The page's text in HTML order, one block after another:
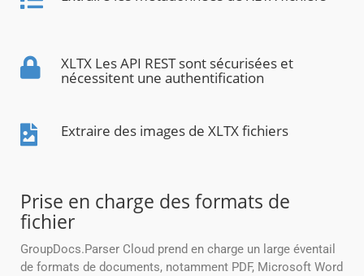
XLTX Les API REST sont sécurisées et
nécessitent une authentification
Extraire des images de XLTX fichiers
Prise en charge des formats de
fichier
GroupDocs.Parser Cloud prend en charge un large éventail
de formats de documents, notamment PDF, Microsoft Word